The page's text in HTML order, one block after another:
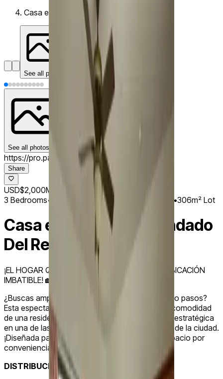
Casa en Alquiler en Condado Del Rey
See all photos
See all photos
https://pro.pa/5fgp4rj
Share
USD$2,000Monthly rent
3 Bedrooms• 306m² Construction •306m² Lot
Casa en Alquiler en Condado
Del Rey
¡EL HOGAR QUE TU FAMILIA MERECE EN UNA UBICACIÓN
IMBATIBLE! 🏡✨🌳
¿Buscas amplitud, seguridad y tenerlo todo a solo pasos?
Esta espectacular casa de
combina la comodidad
de una residencia espaciosa con una ubicación estratégica
en una de las zonas más seguras y conectadas de la ciudad.
¡Diseñada para quienes no quieren sacrificar espacio por
conveniencia! 💎🔑
DISTRIBUCI ÓN Y CONFORT: